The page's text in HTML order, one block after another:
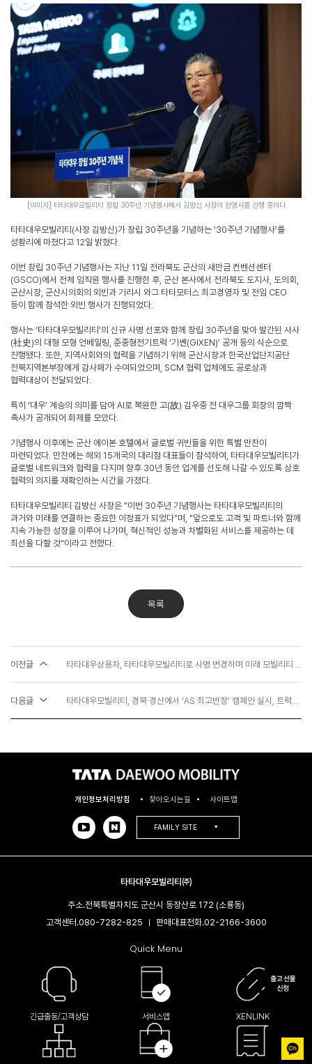
이미지 타타대우모빌리티 창립 30주년 기념행사에서 김방신 사장이 환영사를 진행 중이다
타타대우모빌리티 (사장 김방신)가 창립 30주년을 기념하는 ‘30주년 기념행사’를
성황리에 마쳤다고 12일 밝혔다.
이번 창립 30주년 기념행사는 지난 11 일 전라북도 군산의 새만금 컨벤션센터
(GSCO)에서 전체 임직원 행사를 진행한 후, 군산 본사에서 전라북도 도지사, 도의회 ,
군산시장, 군산시의회의 외빈과 기리시 와그 타타모터스 최고경영자 및 전임 CEO
등이 함께 참석한 외빈 행사가 진행되었다.
행사는 ‘타타대우모빌리티 ’의 신규 사명 선포와 함께 창립 30주년을 맞아 발간된 사사
(社史)의 대형 모형 언베일링, 준중형전기트럭 ‘기쎈(GIXEN)’ 공개 등의 식순으로
진행됐다. 또한, 지역사회와의 협력을 기념하기 위해 군산시장과 한국산업단지공단
전북지역본부장에게 감사패가 수여되었으며 , SCM 협력 업체에도 공로상과
협력대상이 전달되었다.
특히 ‘대우’ 계승의 의미를 담아 AI로 복원한 고(故) 김우중 전 대우그룹 회장의 깜짝
축사가 공개되어 화제를 모았다.
기념행사 이후에는 군산 에이본 호텔에서 글로벌 귀빈들을 위한 특별 만찬이
마련되었다. 만찬에는 해외 15개국의 대리점 대표들이 참석하여 , 타타대우모빌리티가
글로벌 네트워크와 협력을 다지며 향후 30년 동안 업계를 선도해 나갈 수 있도록 상호
협력의 의지를 재확인하는 시간을 가졌다.
타타대우모빌리티 김방신 사장은 "이번 30주년 기념행사는 타타대우모빌리티의
과거와 미래를 연결하는 중요한 이정표가 되었다"며 , "앞으로도 고객 및 파트너와 함께
지속 가능한 성장을 이루어 나가며 , 혁신적인 성능과 차별화된 서비스를 제공하는 데
최선을 다할 것"이라고 전했다.
목록
이전글 타타대우상용차, 타타대우모빌리티로 사명 변경하며 미래 모빌리티 기업으로 첫발
다음글 타타대우모빌리티, 경북 경산에서 ‘AS 최고반장’ 캠페인 실시, 트럭도 ‘한파 대비’
개인정보처리방침 찾아오시는길 사이트맵
FAMILY SITE
타타대우모빌리티㈜
주소.전북특별자치도 군산시 동장산로 172 (소룡동)
고객센터.080-7282-825 판매대표전화.02-2166-3600​
Quick Menu
긴급출동/고객상담 서비스앱 XENLINK